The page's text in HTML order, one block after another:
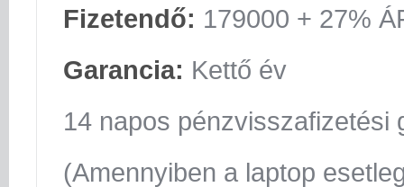
Fizetendő: 179000 + 27%
Garancia: Kettő év
14 napos pénzvisszafizetési
(Amennyiben a laptop